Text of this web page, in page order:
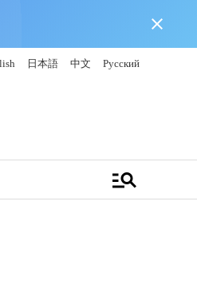
close
日本語 中文 Русский
manage_search